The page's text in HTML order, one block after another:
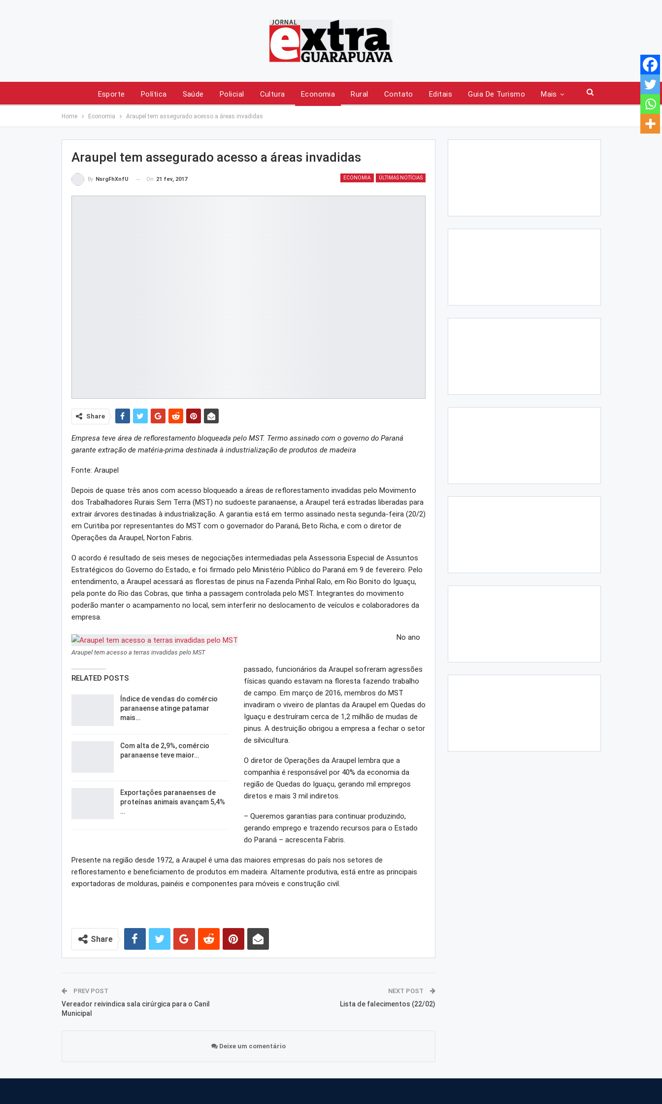
Esporte Política Saúde Policial Cultura Economia Rural Contato Editais Guia De Turismo Mais
Home Economia Araupel tem assegurado acesso a áreas invadidas
Araupel tem assegurado acesso a áreas invadidas
ECONOMIA ÚLTIMAS NOTÍCIAS
By NsrgFhXnfU On 21 fev, 2017
Share
Empresa teve área de reflorestamento bloqueada pelo MST. Termo assinado com o governo do Paraná
garante extração de matéria-prima destinada à industrialização de produtos de madeira
Fonte: Araupel
Depois de quase três anos com acesso bloqueado a áreas de reflorestamento invadidas pelo Movimento
dos Trabalhadores Rurais Sem Terra (MST) no sudoeste paranaense, a Araupel terá estradas liberadas para
extrair árvores destinadas à industrialização. A garantia está em termo assinado nesta segunda-feira (20/2)
em Curitiba por representantes do MST com o governador do Paraná, Beto Richa, e com o diretor de
Operações da Araupel, Norton Fabris.
O acordo é resultado de seis meses de negociações intermediadas pela Assessoria Especial de Assuntos
Estratégicos do Governo do Estado, e foi firmado pelo Ministério Público do Paraná em 9 de fevereiro. Pelo
entendimento, a Araupel acessará as florestas de pinus na Fazenda Pinhal Ralo, em Rio Bonito do Iguaçu,
pela ponte do Rio das Cobras, que tinha a passagem controlada pelo MST. Integrantes do movimento
poderão manter o acampamento no local, sem interferir no deslocamento de veículos e colaboradores da
empresa.
Araupel tem acesso a terras invadidas pelo MST
RELATED POSTS
Índice de vendas do comércio
paranaense atinge patamar
mais…
Com alta de 2,9%, comércio
paranaense teve maior…
Exportações paranaenses de
proteínas animais avançam 5,4%
…
No ano
passado, funcionários da Araupel sofreram agressões
físicas quando estavam na floresta fazendo trabalho
de campo. Em março de 2016, membros do MST
invadiram o viveiro de plantas da Araupel em Quedas do
Iguaçu e destruíram cerca de 1,2 milhão de mudas de
pinus. A destruição obrigou a empresa a fechar o setor
de silvicultura.
O diretor de Operações da Araupel lembra que a
companhia é responsável por 40% da economia da
região de Quedas do Iguaçu, gerando mil empregos
diretos e mais 3 mil indiretos.
– Queremos garantias para continuar produzindo,
gerando emprego e trazendo recursos para o Estado
do Paraná – acrescenta Fabris.
Presente na região desde 1972, a Araupel é uma das maiores empresas do país nos setores de
reflorestamento e beneficiamento de produtos em madeira. Altamente produtiva, está entre as principais
exportadoras de molduras, painéis e componentes para móveis e construção civil.
Share
PREV POST
Vereador reivindica sala cirúrgica para o Canil
Municipal
NEXT POST
Lista de falecimentos (22/02)
Deixe um comentário